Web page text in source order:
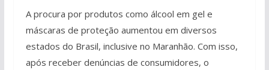
A procura por produtos como álcool em gel e
máscaras de proteção aumentou em diversos
estados do Brasil, inclusive no Maranhão. Com isso,
após receber denúncias de consumidores, o